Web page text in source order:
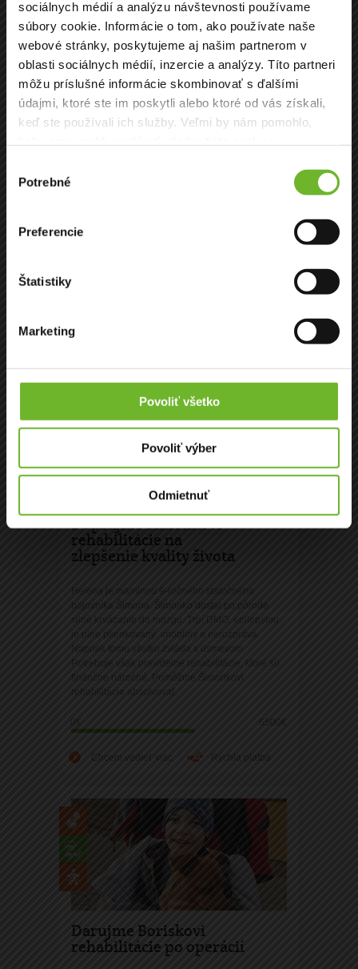
sociálnych médií a analýzu návštevnosti používame
súbory cookie. Informácie o tom, ako používate naše
webové stránky, poskytujeme aj našim partnerom v
oblasti sociálnych médií, inzercie a analýzy. Títo partneri
môžu príslušné informácie skombinovať s ďalšími
údajmi, ktoré ste im poskytli alebo ktoré od vás získali,
keď ste používali ich služby. Veľmi by nám pomohlo,
súhlasu
Potrebné
Preferencie
Štatistiky
Marketing
Povoliť všetko
Povoliť výber
Odmietnuť
nohy v ťažkých životných situáciách, pomôcť
môžeme. To je priestor komplexnej pomoci
Doprajme Šimonkovi
rehabilitácie na
zlepšenie kvality života
Helena je maminou 9-ročného statočného
bojovníka Šimona. Šimonko dostal po pôrode
silné krvácanie do mozgu. Trpí DMO, epilepsiou,
je plne plienkovaný, imobilný a nerozpráva.
Napriek tomu všetko zvláda s úsmevom.
Potrebuje však pravidelné rehabilitácie, ktoré sú
finančne náročné. Pomôžme Šimonkovi
rehabilitácie absolvovať.
0€ 6500€
Chcem vedieť viac Rýchla platba
Darujme Boriskovi
rehabilitácie po operácií